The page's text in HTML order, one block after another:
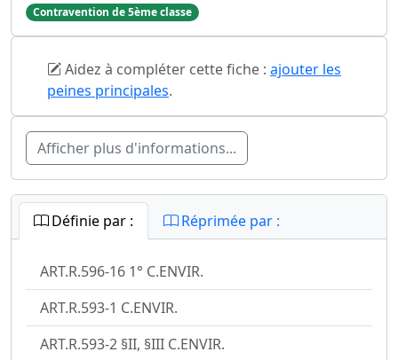
Contravention de 5ème classe
Aidez à compléter cette fiche : ajouter les
peines principales.
Afficher plus d'informations...
Définie par : Réprimée par :
ART.R.596-16 1° C.ENVIR.
ART.R.593-1 C.ENVIR.
ART.R.593-2 §II, §III C.ENVIR.